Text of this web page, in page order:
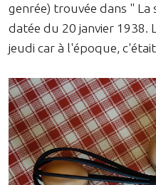
genrée) trouvée dans " La
datée du 20 janvier 1938.
jeudi car à l'époque,